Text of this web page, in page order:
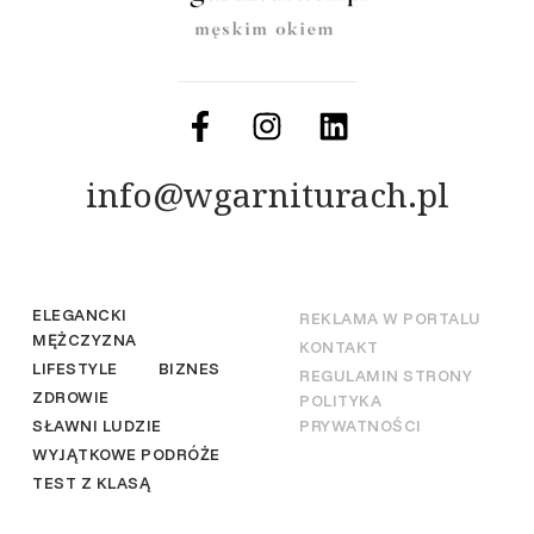
info@wgarniturach.pl
ELEGANCKI
MĘŻCZYZNA
LIFESTYLE
BIZNES
ZDROWIE
SŁAWNI LUDZIE
WYJĄTKOWE PODRÓŻE
TEST Z KLASĄ
REKLAMA W PORTALU
KONTAKT
REGULAMIN STRONY
POLITYKA
PRYWATNOŚCI